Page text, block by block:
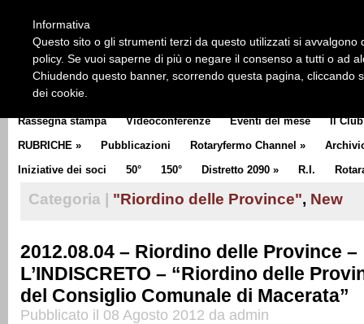
CLUB COMMUNICATOR
Rassegna stampa Videoconferenze Eventi del mese Il Club
RUBRICHE » Pubblicazioni Rotaryfermo Channel »
Iniziative dei soci
50° 150° Distretto 2090 » R.I.
Categoria | "Riordino delle Province", New
2012.08.04 – Riordino delle Province –
L’INDISCRETO – “Riordino delle
del Consiglio Comunale di Macerata”
Pubblicato il 08 Agosto 2012 da admin
Informativa
Questo sito o gli strumenti terzi da questo utilizzati si
policy. Se vuoi saperne di più o negare il consenso a tutti o ad
Chiudendo questo banner, scorrendo questa pagina, cliccando
dei cookie.